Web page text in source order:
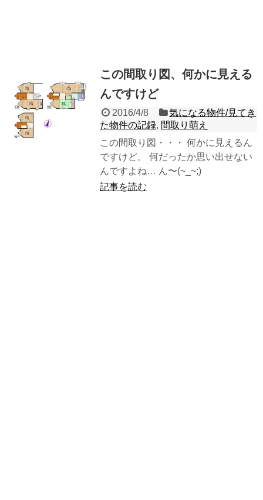
この間取り図、何かに見える
んですけど
2016/4/8
気になる物件/見てき
た物件の記録, 間取り萌え
この間取り図・・・ 何かに見えるん
ですけど。 何だったか思い出せない
んですよね… ん〜(~_~;)
記事を読む